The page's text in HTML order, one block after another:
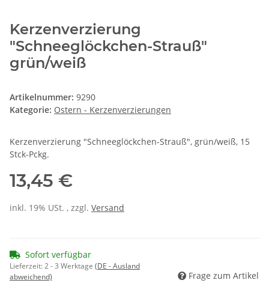
Kerzenverzierung
"Schneeglöckchen-Strauß"
grün/weiß
Artikelnummer: 9290
Kategorie: Ostern - Kerzenverzierungen
Kerzenverzierung "Schneeglöckchen-Strauß", grün/weiß, 15
Stck-Pckg.
13,45 €
inkl. 19% USt. , zzgl. Versand
Sofort verfügbar
Lieferzeit:2 - 3 Werktage (DE - Ausland
abweichend)
Frage zum Artikel